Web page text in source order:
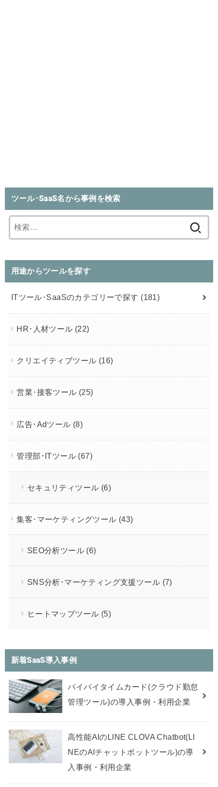
ツール･SaaS名から事例を検索
索:
用途からツールを探す
ITツール･SaaSのカテゴリーで探す (181)
HR･人材ツール (22)
クリエイティブツール (16)
営業･接客ツール (25)
広告･Adツール (8)
管理部･ITツール (67)
セキュリティツール (6)
集客･マーケティングツール (43)
SEO分析ツール (6)
SNS分析･マーケティング支援ツール (7)
ヒートマップツール (5)
新着SaaS導入事例
バイバイタイムカード(クラウド勤怠
管理ツール)の導入事例・利用企業
高性能AIのLINE CLOVA Chatbot(LI
NEのAIチャットボットツール)の導
入事例・利用企業